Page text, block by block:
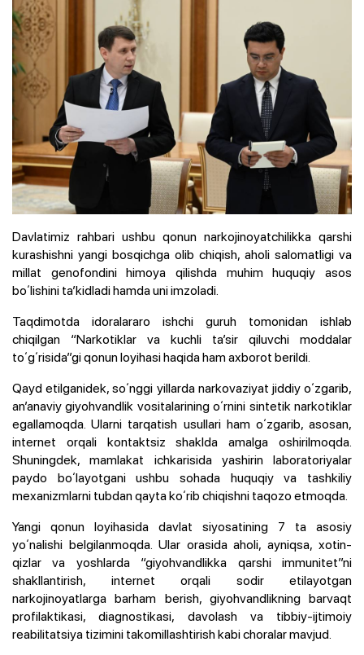
Davlatimiz rahbari ushbu qonun narkojinoyatchilikka qarshi
kurashishni yangi bosqichga olib chiqish, aholi salomatligi va
millat genofondini himoya qilishda muhim huquqiy asos
boʻlishini taʼkidladi hamda uni imzoladi.
Taqdimotda idoralararo ishchi guruh tomonidan ishlab
chiqilgan “Narkotiklar va kuchli taʼsir qiluvchi moddalar
toʻgʻrisida”gi qonun loyihasi haqida ham axborot berildi.
Qayd etilganidek, soʻnggi yillarda narkovaziyat jiddiy oʻzgarib,
anʼanaviy giyohvandlik vositalarining oʻrnini sintetik narkotiklar
egallamoqda. Ularni tarqatish usullari ham oʻzgarib, asosan,
internet orqali kontaktsiz shaklda amalga oshirilmoqda.
Shuningdek, mamlakat ichkarisida yashirin laboratoriyalar
paydo boʻlayotgani ushbu sohada huquqiy va tashkiliy
mexanizmlarni tubdan qayta koʻrib chiqishni taqozo etmoqda.
Yangi qonun loyihasida davlat siyosatining 7 ta asosiy
yoʻnalishi belgilanmoqda. Ular orasida aholi, ayniqsa, xotin-
qizlar va yoshlarda “giyohvandlikka qarshi immunitet”ni
shakllantirish, internet orqali sodir etilayotgan
narkojinoyatlarga barham berish, giyohvandlikning barvaqt
profilaktikasi, diagnostikasi, davolash va tibbiy-ijtimoiy
reabilitatsiya tizimini takomillashtirish kabi choralar mavjud.